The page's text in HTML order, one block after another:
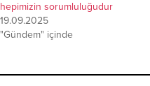
hepimizin sorumluluğudur
19.09.2025
"Gündem" içinde